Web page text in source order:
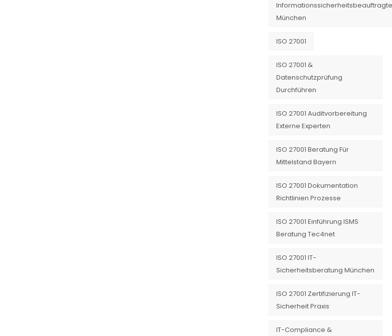
München
ISO 27001
ISO 27001 &
Datenschutzprüfung
Durchführen
ISO 27001 Auditvorbereitung
Externe Experten
ISO 27001 Beratung Für
Mittelstand Bayern
ISO 27001 Dokumentation
Richtlinien Prozesse
ISO 27001 Einführung ISMS
Beratung Tec4net
ISO 27001 IT-
Sicherheitsberatung München
ISO 27001 Zertifizierung IT-
Sicherheit Praxis
IT-Compliance &